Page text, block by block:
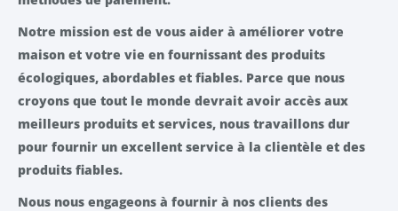
Notre mission est de vous aider à améliorer votre
maison et votre vie en fournissant des produits
écologiques, abordables et fiables. Parce que nous
croyons que tout le monde devrait avoir accès aux
meilleurs produits et services, nous travaillons dur
pour fournir un excellent service à la clientèle et des
produits fiables.
Nous nous engageons à fournir à nos clients des